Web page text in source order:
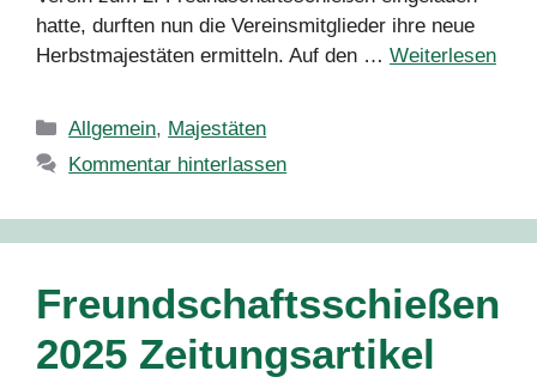
hatte, durften nun die Vereinsmitglieder ihre neue
Herbstmajestäten ermitteln. Auf den … Weiterlesen
Kategorien
Allgemein, Majestäten
Kommentar hinterlassen
Freundschaftsschießen
2025 Zeitungsartikel